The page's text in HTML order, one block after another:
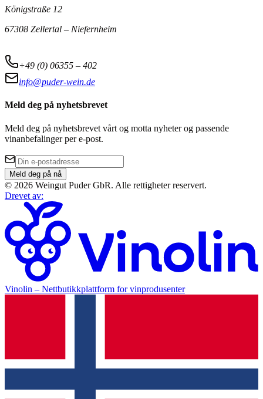
Königstraße 12
67308 Zellertal – Niefernheim
+49 (0) 06355 – 402
info@puder-wein.de
Meld deg på nyhetsbrevet
Meld deg på nyhetsbrevet vårt og motta nyheter og passende
vinanbefalinger per e-post.
Meld deg på nå
© 2026 Weingut Puder GbR. Alle rettigheter reservert.
Drevet av:
Vinolin – Nettbutikkplattform for vinprodusenter